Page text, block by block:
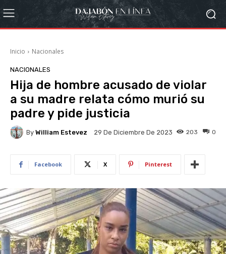
Inicio Nacionales
NACIONALES
Hija de hombre acusado de violar
a su madre relata cómo murió su
padre y pide justicia
By William Estevez 29 De Diciembre De 2023 0
203
Facebook X Pinterest